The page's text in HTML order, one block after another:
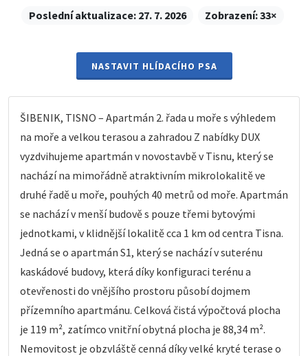
Poslední aktualizace: 27. 7. 2026 Zobrazení:33×
NASTAVIT HLÍDACÍHO PSA
ŠIBENIK, TISNO – Apartmán 2. řada u moře s výhledem
na moře a velkou terasou a zahradou Z nabídky DUX
vyzdvihujeme apartmán v novostavbě v Tisnu, který se
nachází na mimořádně atraktivním mikrolokalitě ve
druhé řadě u moře, pouhých 40 metrů od moře. Apartmán
se nachází v menší budově s pouze třemi bytovými
jednotkami, v klidnější lokalitě cca 1 km od centra Tisna.
Jedná se o apartmán S1, který se nachází v suterénu
kaskádové budovy, která díky konfiguraci terénu a
otevřenosti do vnějšího prostoru působí dojmem
přízemního apartmánu. Celková čistá výpočtová plocha
je 119 m², zatímco vnitřní obytná plocha je 88,34 m².
Nemovitost je obzvláště cenná díky velké kryté terase o